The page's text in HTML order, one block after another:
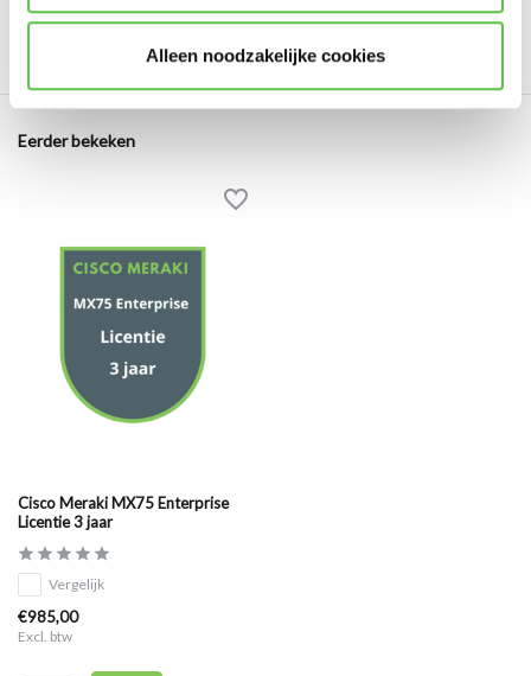
Alleen noodzakelijke cookies
3 jaar 5264221 Enterprise LIC-MX75-ENT-
Eerder bekeken
Cisco Meraki MX75 Enterprise
Licentie 3 jaar
Vergelijk
€985,00
Excl. btw